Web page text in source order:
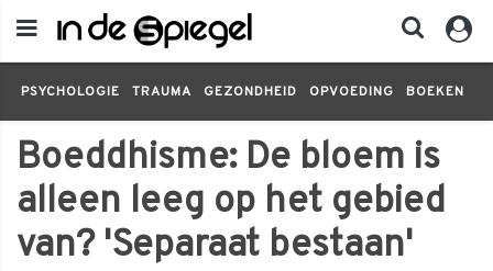
PSYCHOLOGIE TRAUMA GEZONDHEID OPVOEDING BOEKEN
Boeddhisme: De bloem is
alleen leeg op het gebied
van? 'Separaat bestaan'